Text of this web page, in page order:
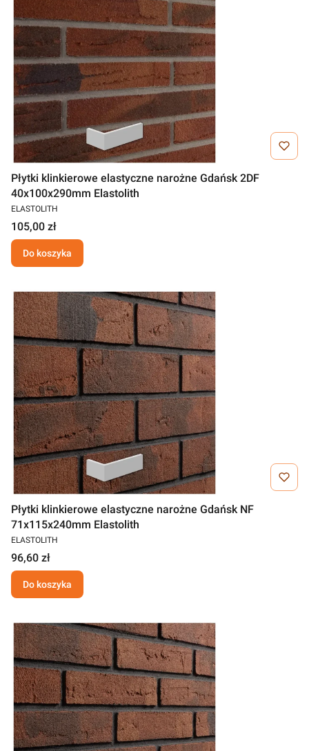
Płytki klinkierowe elastyczne narożne Gdańsk 2DF
40x100x290mm Elastolith
ELASTOLITH
105,00 zł
Do koszyka
Płytki klinkierowe elastyczne narożne Gdańsk NF
71x115x240mm Elastolith
ELASTOLITH
96,60 zł
Do koszyka